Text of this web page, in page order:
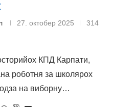
27. октобер 2025
314
КПД Карпати,
роботня за школярох
на виборну…